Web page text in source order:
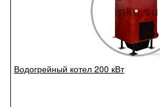
Водогрейный котел 200 кВт